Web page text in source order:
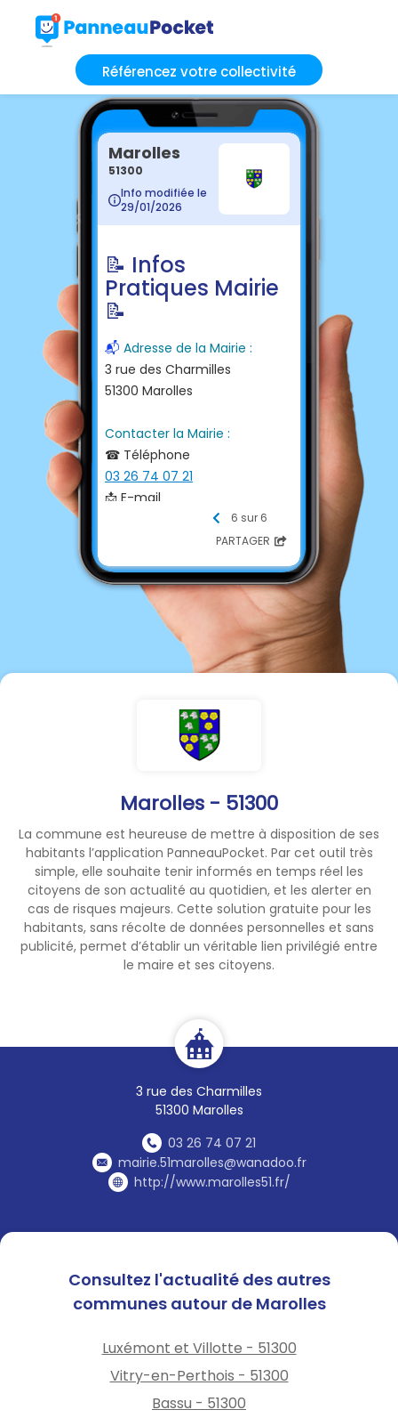
Référencez votre collectivité
Marolles - 51300
La commune est heureuse de mettre à disposition de ses
habitants l’application PanneauPocket. Par cet outil très
simple, elle souhaite tenir informés en temps réel les
citoyens de son actualité au quotidien, et les alerter en
cas de risques majeurs. Cette solution gratuite pour les
habitants, sans récolte de données personnelles et sans
publicité, permet d’établir un véritable lien privilégié entre
le maire et ses citoyens.
3 rue des Charmilles
51300 Marolles
03 26 74 07 21
mairie.51marolles@wanadoo.fr
http://www.marolles51.fr/
Marolles
51300
Info modifiée le
29/01/2026
📝 Infos
Pratiques Mairie
📝
📬 Adresse de la Mairie :
3 rue des Charmilles
51300 Marolles
Contacter la Mairie :
☎ Téléphone
03 26 74 07 21
📩 E-mail
mairie.51marolles@wanadoo.fr
http://www.marolles51.fr/
Horaires Ouverture Mairie
Lundi 8h00-13h00 - 16h30-
Mercredi 8h00-12h00
jeudi 8h00-13h00
vendredi 8h00-13h00
6 sur 6
PARTAGER
Consultez l'actualité des autres
communes autour de Marolles
Luxémont et Villotte - 51300
Vitry-en-Perthois - 51300
Bassu - 51300